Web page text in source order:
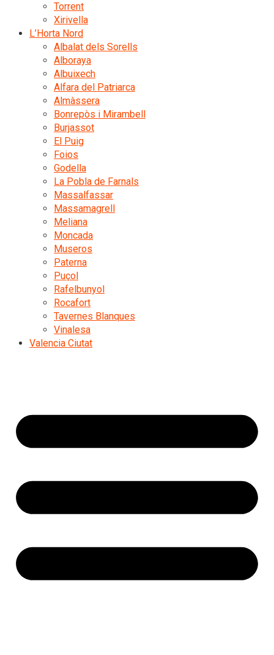
Torrent
Xirivella
L’Horta Nord
Albalat dels Sorells
Alboraya
Albuixech
Alfara del Patriarca
Almàssera
Bonrepòs i Mirambell
Burjassot
El Puig
Foios
Godella
La Pobla de Farnals
Massalfassar
Massamagrell
Meliana
Moncada
Museros
Paterna
Puçol
Rafelbunyol
Rocafort
Tavernes Blanques
Vinalesa
Valencia Ciutat